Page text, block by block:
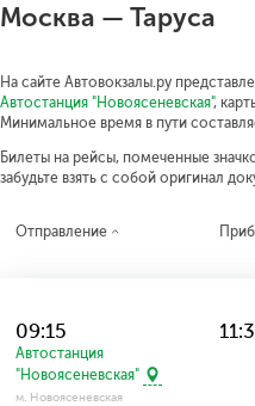
Москва — Таруса
На сайте Автовокзалы.ру
Автостанция "Новоясеневская",
Минимальное время в пути
Билеты на рейсы, помеченные
забудьте взять с собой оригинал
Отправление
09:15
Автостанция
"Новоясеневская"
м. Новоясеневская